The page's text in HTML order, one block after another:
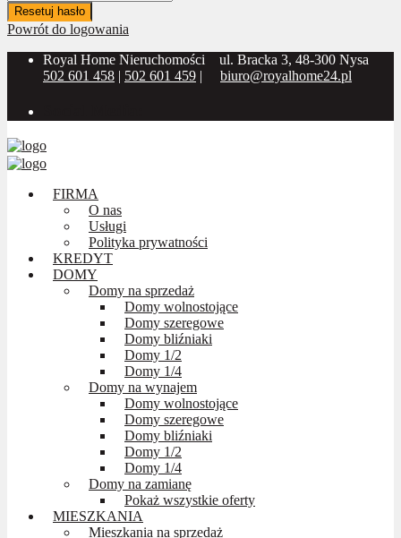
Resetuj hasło
Powrót do logowania
Royal Home Nieruchomości
ul. Bracka 3, 48-300 Nysa
502 601 458 | 502 601 459 | biuro@royalhome24.pl
FIRMA
O nas
Usługi
Polityka prywatności
KREDYT
DOMY
Domy na sprzedaż
Domy wolnostojące
Domy szeregowe
Domy bliźniaki
Domy 1/2
Domy 1/4
Domy na wynajem
Domy wolnostojące
Domy szeregowe
Domy bliźniaki
Domy 1/2
Domy 1/4
Domy na zamianę
Pokaż wszystkie oferty
MIESZKANIA
Mieszkania na sprzedaż